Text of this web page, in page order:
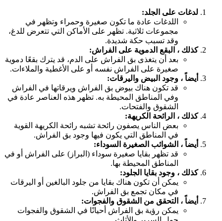
لدغات على الجلد:
اللدغات عادة ما تكون صغيرة وحمراء وتظهر في
مجموعات ثلاثية. تظهر على الأماكن التي تتعرض للدغ،
وقد تسبب حكة شديدة.
كذلك ، البقع الدموية على الفراش:
بعد أن يتغذى بق الفراش على الدم، قد يترك بقعًا دموية
صغيرة على الفراش نفسه أو على الأغطية والملاءات.
أيضاً ، وجود البيض واليرقات:
قد تكون هناك بيوض بق الفراش ويرقاتها في الفراش
وفي المناطق المحيطة به. تظهر هذه العناصر عادة في
الشقوق والفتحات.
كذلك ، الرائحة الكريهة:
بعض الناس يصفون رائحة تشبه رائحة الكريهة القوية
في المناطق التي يكون فيها وجود بق الفراش.
أيضاً ، الشوائب الصغيرة السوداء:
قد تظهر بقايا صغيرة سوداء (البراز) على الفراش أو في
المناطق المحيطة بها.
كذلك ، وجود بقايا الجلود:
يمكن أن تكون هناك بقايا من جلود البالغين أو اليرقات
في مكان تجمع بق الفراش.
أيضاً ، التحقق من الشقوق والفجوات:
يمكن رؤية بق الفراش أحيانًا في الشقوق والفجوات